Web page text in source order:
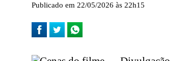
Publicado em 22/05/2026 às 22h15